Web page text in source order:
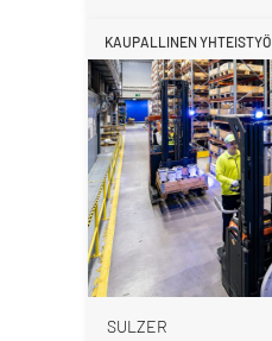
KAUPALLINEN YHTEISTYÖ
SULZER